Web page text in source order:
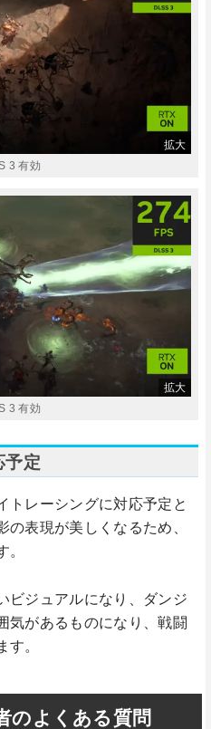
3 有効
3 有効
予定
トレーシングに対応予定と
の表現が美しくなるため、
。
ビジュアルになり、ダンジ
気があるものになり、戦闘
す。
のよくある質問